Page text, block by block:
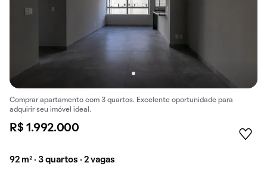
Comprar apartamento com 3 quartos. Excelente oportunidade para
adquirir seu imóvel ideal.
R$ 1.992.000
92 m² · 3 quartos · 2 vagas